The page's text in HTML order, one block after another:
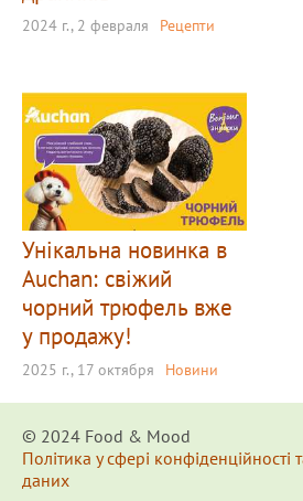
2024 г., 2 февраля Рецепти
Унікальна новинка в
Auchan: свіжий
чорний трюфель вже
у продажу!
2025 г., 17 октября Новини
© 2024 Food & Мood
Політика у сфері конфіденційності
даних